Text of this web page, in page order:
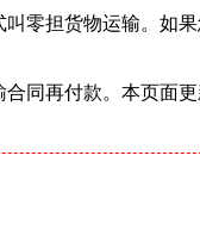
零担货物运输。如果
同再付款。本页面更